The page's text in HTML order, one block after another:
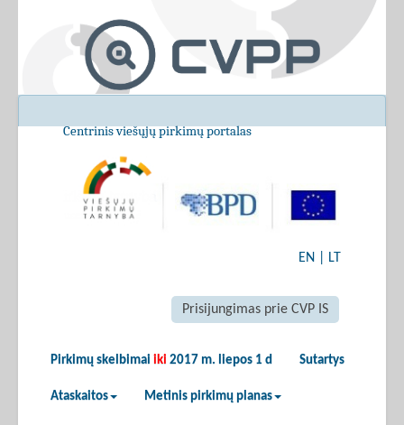
Centrinis viešųjų pirkimų portalas
EN LT
Prisijungimas prie CVP IS
Pirkimų skelbimai iki 2017 m. liepos 1 d Sutartys
Ataskaitos Metinis pirkimų planas